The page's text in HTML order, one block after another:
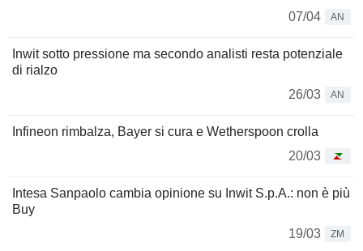
07/04
AN
Inwit sotto pressione ma secondo analisti resta potenziale
di rialzo
26/03
AN
Infineon rimbalza, Bayer si cura e Wetherspoon crolla
20/03
Intesa Sanpaolo cambia opinione su Inwit S.p.A.: non è più
Buy
19/03
ZM